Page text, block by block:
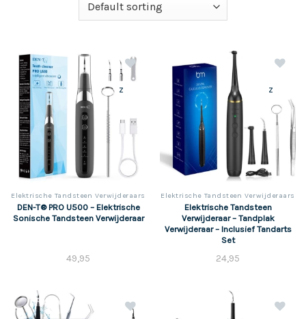
z
Elektrische Tandsteen Verwijderaars
DEN-T® PRO U500 – Elektrische
Sonische Tandsteen Verwijderaar
49,95
z
Elektrische Tandsteen Verwijderaars
Elektrische Tandsteen
Verwijderaar – Tandplak
Verwijderaar – Inclusief Tandarts
Set
24,95